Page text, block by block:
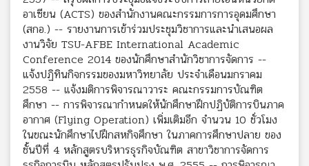
อาเซียน (ACTS) ของสำนักงานคณะกรรมการการอุดมศึกษา
(สกอ.) -- รายงานการเข้าร่วมประชุมวิชาการและนำเสนอผล
งานวิจัย TSU-AFBE International Academic
Conference 2014 ของนักศึกษาสำนักวิชาการจัดการ --
แจ้งปฏิทินกิจกรรมของมหาวิทยาลัย ประจำเดือนมกราคม
2558 -- แจ้งมติการพิจารณาวาระ คณะกรรมการบัณฑิต
ศึกษา -- การพิจารณากำหนดให้นักศึกษาฝึกปฏิบัติการบินภาค
อากาศ (Flying Operation) เพิ่มเติมอีก จำนวน 10 ชั่วโมง
ในขณะนักศึกษาไปฝึกสหกิจศึกษา ในภาคการศึกษาปลาย ของ
ชั้นปีที่ 4 หลักสูตรบริหารธุรกิจบัณฑิต สาขาวิชาการจัดการ